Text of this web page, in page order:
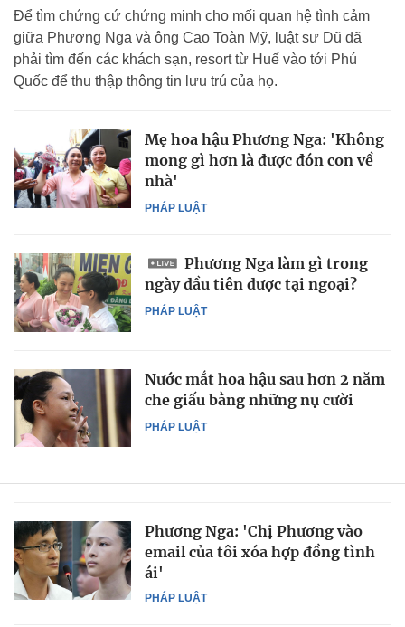
Để tìm chứng cứ chứng minh cho mối quan hệ tình cảm
giữa Phương Nga và ông Cao Toàn Mỹ, luật sư Dũ đã
phải tìm đến các khách sạn, resort từ Huế vào tới Phú
Quốc để thu thập thông tin lưu trú của họ.
PHÁP LUẬT
Mẹ hoa hậu Phương Nga: 'Không
mong gì hơn là được đón con về
nhà'
PHÁP LUẬT
Phương Nga làm gì trong
ngày đầu tiên được tại ngoại?
PHÁP LUẬT
Nước mắt hoa hậu sau hơn 2 năm
che giấu bằng những nụ cười
PHÁP LUẬT
Phương Nga: 'Chị Phương vào
email của tôi xóa hợp đồng tình
ái'